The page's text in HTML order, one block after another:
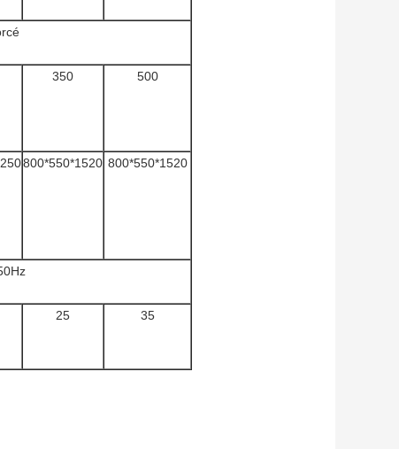
350 500
800*550*1520 800*550*1520
25 35